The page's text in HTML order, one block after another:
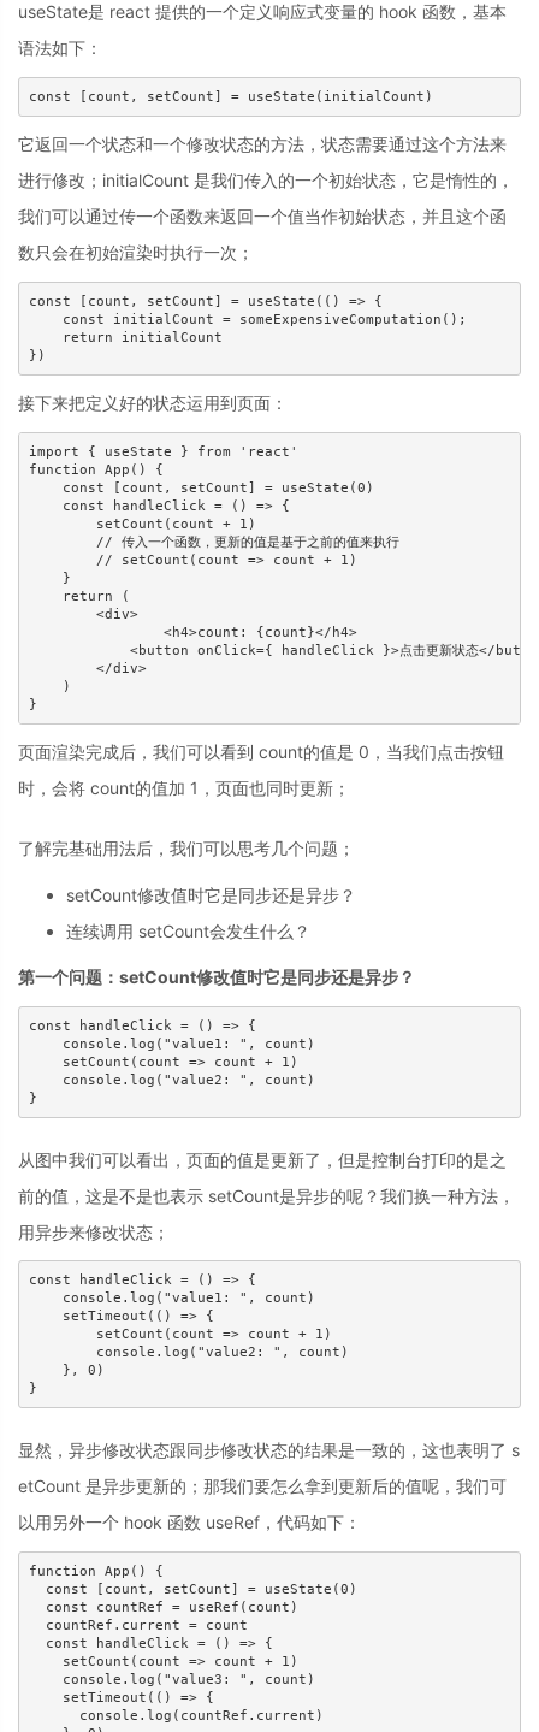
useState是 react 提供的一个定义响应式变量的 hook 函数，基本
语法如下：
它返回一个状态和一个修改状态的方法，状态需要通过这个方法来
进行修改；initialCount 是我们传入的一个初始状态，它是惰性的，
我们可以通过传一个函数来返回一个值当作初始状态，并且这个函
数只会在初始渲染时执行一次；
const [count, setCount] = useState(() => {
    const initialCount = someExpensiveComputation();
    return initialCount
接下来把定义好的状态运用到页面：
import { useState } from 'react'
function App() {
    const [count, setCount] = useState(0)
    const handleClick = () => {
        setCount(count + 1)
        // 传入一个函数，更新的值是基于之前的值来执行
        // setCount(count => count + 1)
    }
    return (
<button onClick={ handleClick }>点击更新状态</
        </div>
    )
页面渲染完成后，我们可以看到 count的值是 0，当我们点击按钮
时，会将 count的值加 1，页面也同时更新；
了解完基础用法后，我们可以思考几个问题；
setCount修改值时它是同步还是异步？
连续调用 setCount会发生什么？
第一个问题：setCount修改值时它是同步还是异步？
const handleClick = () => {
    console.log("value1: ", count)
    setCount(count => count + 1)
    console.log("value2: ", count)
从图中我们可以看出，页面的值是更新了，但是控制台打印的是之
前的值，这是不是也表示 setCount是异步的呢？我们换一种方法，
用异步来修改状态；
const handleClick = () => {
    console.log("value1: ", count)
    setTimeout(() => {
        setCount(count => count + 1)
        console.log("value2: ", count)
    }, 0)
显然，异步修改状态跟同步修改状态的结果是一致的，这也表明了 s
etCount 是异步更新的；那我们要怎么拿到更新后的值呢，我们可
以用另外一个 hook 函数 useRef，代码如下：
function App() {
  const [count, setCount] = useState(0)
  const countRef = useRef(count)
  countRef.current = count
  const handleClick = () => {
    setCount(count => count + 1)
    console.log("value3: ", count)
    setTimeout(() => {
      console.log(countRef.current)